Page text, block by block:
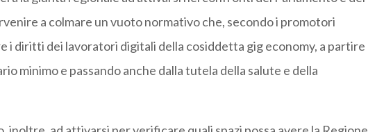
a colmare un vuoto normativo che, secondo i promotori
i diritti dei lavoratori digitali della cosiddetta gig economy, a partire
minimo e passando anche dalla tutela della salute e della